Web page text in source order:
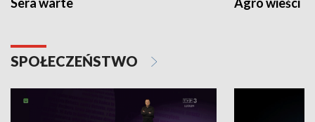
SPOŁECZEŃSTWO